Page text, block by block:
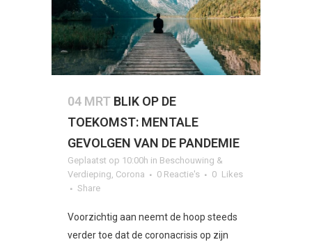
04 MRT BLIK OP DE
TOEKOMST: MENTALE
GEVOLGEN VAN DE PANDEMIE
Geplaatst op 10:00h in Beschouwing &
Verdieping Corona 0 Reactie's 0 Likes
Share
Voorzichtig aan neemt de hoop steeds
verder toe dat de coronacrisis op zijn